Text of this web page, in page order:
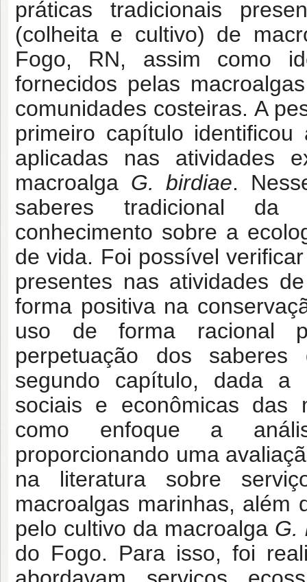
práticas tradicionais
(colheita e cultivo) de
Fogo, RN, assim como
fornecidos pelas
comunidades costeiras. A
primeiro capítulo
aplicadas nas atividades
macroalga G. birdiae.
saberes tradicional da
conhecimento sobre a
de vida. Foi possível
presentes nas atividades
forma positiva na
uso de forma racional
perpetuação dos saberes
segundo capítulo, dada a
sociais e econômicas das
como enfoque a
proporcionando uma
na literatura sobre
macroalgas marinhas, além
pelo cultivo da macroalga G.
do Fogo. Para isso, foi